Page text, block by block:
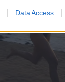
Data Access